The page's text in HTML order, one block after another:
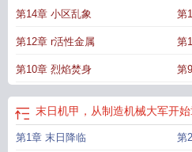
第14章 小区乱象 第
第12章 r活性金属 第
第10章 烈焰焚身 第
末日机甲，从制造机械大军开始
第1章 末日降临 第